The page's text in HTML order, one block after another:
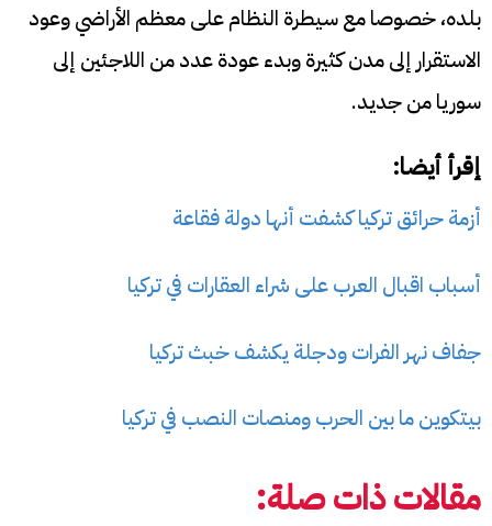
بلده، خصوصا مع سيطرة النظام على معظم الأراضي وعود
الاستقرار إلى مدن كثيرة وبدء عودة عدد من اللاجئين إلى
سوريا من جديد.
إقرأ أيضا:
أزمة حرائق تركيا كشفت أنها دولة فقاعة
أسباب اقبال العرب على شراء العقارات في تركيا
جفاف نهر الفرات ودجلة يكشف خبث تركيا
بيتكوين ما بين الحرب ومنصات النصب في تركيا
مقالات ذات صلة: